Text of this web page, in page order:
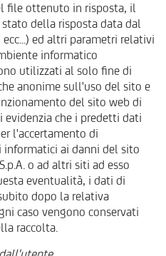
file ottenuto in risposta, il
della risposta data dal
ed altri parametri relativi
informatico
utilizzati al solo fine di
anonime sull'uso del sito e
del sito web di
evidenzia che i predetti dati
l'accertamento di
informatici ai danni del sito
o ad altri siti ad esso
eventualità, i dati di
dopo la relativa
caso vengono conservati
raccolta.